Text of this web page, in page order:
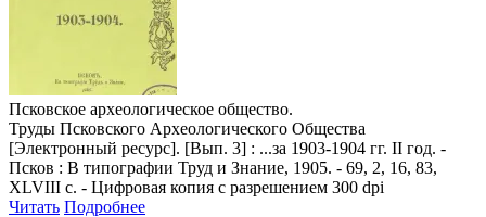
Псковское археологическое общество.
Труды Псковского Археологического Общества
[Электронный ресурс]. [Вып. 3] : ...за 1903-1904 гг. II год. -
Псков : В типографии Труд и Знание, 1905. - 69, 2, 16, 83,
XLVIII с. - Цифровая копия с разрешением 300 dpi
Читать Подробнее